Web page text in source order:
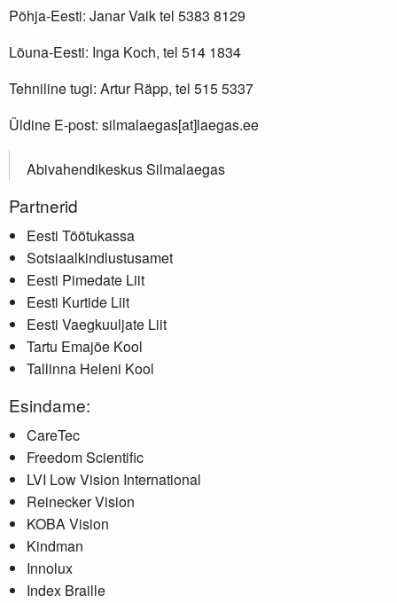
Põhja-Eesti: Janar Vaik tel 5383 8129
Lõuna-Eesti: Inga Koch, tel 514 1834
Tehniline tugi: Artur Räpp, tel 515 5337
Üldine E-post: silmalaegas[at]laegas.ee
Abivahendikeskus Silmalaegas
Partnerid
Eesti Töötukassa
Sotsiaalkindlustusamet
Eesti Pimedate Liit
Eesti Kurtide Liit
Eesti Vaegkuuljate Liit
Tartu Emajõe Kool
Tallinna Heleni Kool
Esindame:
CareTec
Freedom Scientific
LVI Low Vision International
Reinecker Vision
KOBA Vision
Kindman
Innolux
Index Braille